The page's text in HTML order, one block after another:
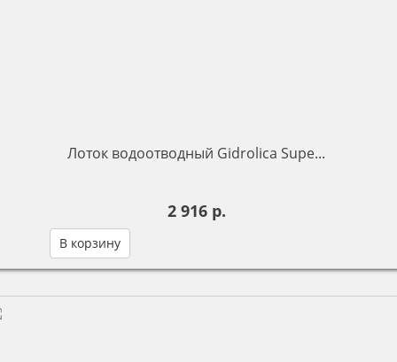
Лоток водоотводный Gidrolica Supe...
2 916 р.
В корзину